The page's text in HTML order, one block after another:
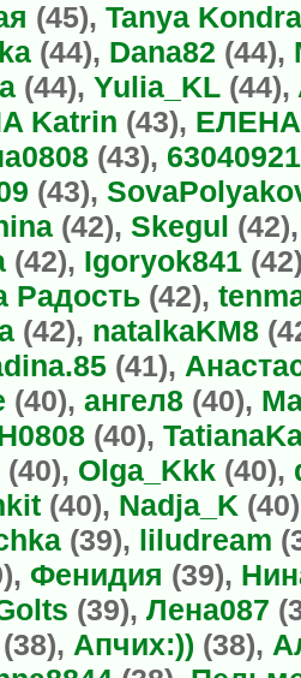
(45), Tanya
(44), Dana82 (44),
(44), Yulia_KL (44),
Katrin (43),
(43),
(43),
(42), Skegul
(42), Igoryok841
Радость (42),
(42), natalkaKM8
(41),
(40), ангел8 (40),
(40),
(40), Olga_Kkk (40),
(40), Nadja_K
(39), liludream
Фенидия (39),
(39), Лена087
(38), Апчих:)) (38),